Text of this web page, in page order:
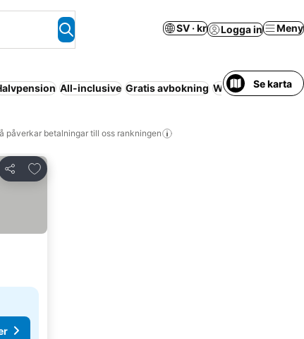
SV · kr Logga in Meny
All-inclusive Gratis avbokning Wi-fi Se karta
påverkar betalningar till oss rankningen
Dela
Lägg till i Mina Favoriter